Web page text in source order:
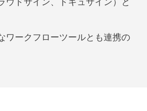
ワークフローツールとも連携の